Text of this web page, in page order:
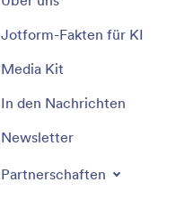
Jotform-Fakten für KI
Media Kit
In den Nachrichten
Newsletter
Partnerschaften